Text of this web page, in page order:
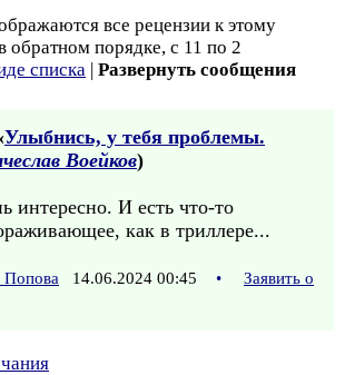
все рецензии к этому
обратном порядке, с 11 по 2
списка | Развернуть сообщения
Улыбнись, у тебя проблемы.
Воейков)
интересно. И есть что-то
как в триллере...
Попова 14.06.2024 00:45 •
Заявить о